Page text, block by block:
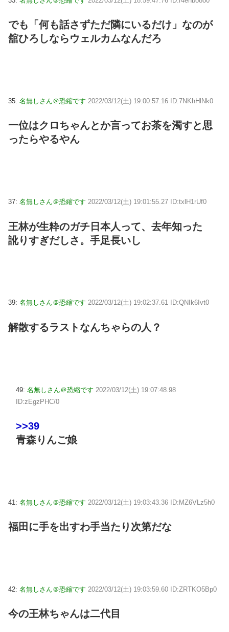
でも「何も話さずただ隣にいるだけ」なのが
舘ひろしならウェルカムなんだろ
35: 名無しさん＠恐縮です 2022/03/12(土) 19:00:57.16 ID:7NKhHlNk0
一位はクロちゃんとか言ってお茶を濁すと思
ったらやるやん
37: 名無しさん＠恐縮です 2022/03/12(土) 19:01:55.27 ID:txlH1rUf0
王林が生粋のガチ日本人って、去年知った
訛りすぎだしさ。手足長いし
39: 名無しさん＠恐縮です 2022/03/12(土) 19:02:37.61 ID:QNIk6Ivt0
解散するラストなんちゃらの人？
49: 名無しさん＠恐縮です 2022/03/12(土) 19:07:48.98
ID:zEgzPHC/0
>>39
青森りんご娘
41: 名無しさん＠恐縮です 2022/03/12(土) 19:03:43.36 ID:MZ6VLz5h0
福田に手を出すわ手当たり次第だな
42: 名無しさん＠恐縮です 2022/03/12(土) 19:03:59.60 ID:ZRTKO5Bp0
今の王林ちゃんは二代目